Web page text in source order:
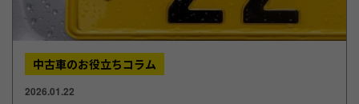
中古車のお役立ちコラム
2026.01.22